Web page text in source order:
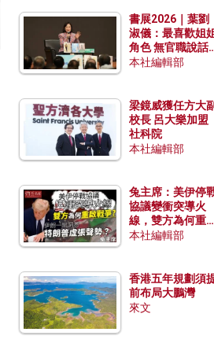
書展2026｜葉劉
淑儀：最喜歡姐
角色 無官職說話
包袱少
本社編輯部
梁鏡威獲任方大副
校長 呂大樂加盟
社科院
本社編輯部
兔主席：美伊停
協議變衝突導火
線，雙方為何重啟
戰爭？伊朗一早洞
本社編輯部
香港五年規劃須
前布局大鵬灣
來文